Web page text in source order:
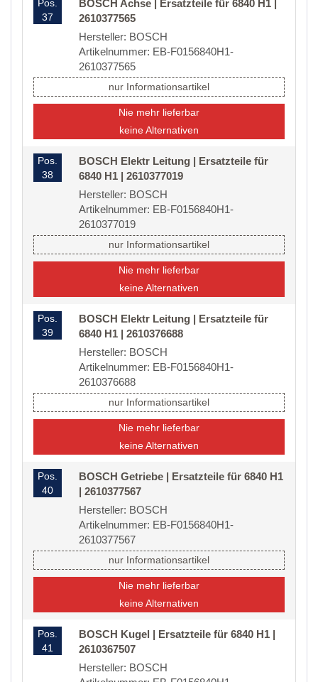
Pos.
37
BOSCH Achse | Ersatzteile für 6840 H1 |
2610377565
Hersteller: BOSCH
Artikelnummer: EB-F0156840H1-
2610377565
nur Informationsartikel
Nie mehr lieferbar
keine Alternativen
Pos.
38
BOSCH Elektr Leitung | Ersatzteile für
6840 H1 | 2610377019
Hersteller: BOSCH
Artikelnummer: EB-F0156840H1-
2610377019
nur Informationsartikel
Nie mehr lieferbar
keine Alternativen
Pos.
39
BOSCH Elektr Leitung | Ersatzteile für
6840 H1 | 2610376688
Hersteller: BOSCH
Artikelnummer: EB-F0156840H1-
2610376688
nur Informationsartikel
Nie mehr lieferbar
keine Alternativen
Pos.
40
BOSCH Getriebe | Ersatzteile für 6840 H1
| 2610377567
Hersteller: BOSCH
Artikelnummer: EB-F0156840H1-
2610377567
nur Informationsartikel
Nie mehr lieferbar
keine Alternativen
Pos.
41
BOSCH Kugel | Ersatzteile für 6840 H1 |
2610367507
Hersteller: BOSCH